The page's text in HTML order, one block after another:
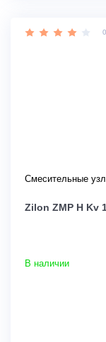
0
Смесительные
Zilon ZMP H Kv
В наличии